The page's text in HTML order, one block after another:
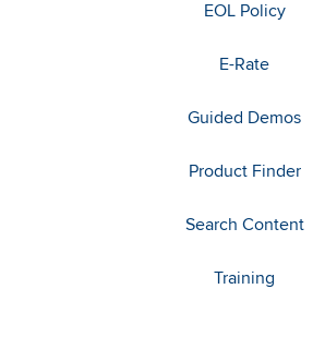
EOL Policy
E-Rate
Guided Demos
Product Finder
Search Content
Training